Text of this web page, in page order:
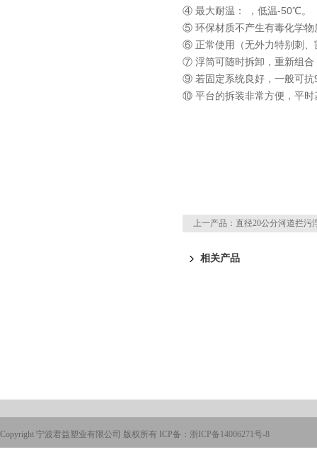
④ 最大耐温： ，低温-50℃。
⑤ 环保材质不产生有毒化学物
⑥ 正常使用（无外力特别刺、
⑦ 浮筒可随时拆卸，重新组合
⑨ 若固定系统良好，一般可抗
⑩ 平台的拆装非常方便，平时
上一产品： 直径20公分河道拦污
相关产品
Copyright 宁波君益塑业有限公司 版权所有 ICP备： 浙ICP备14006271号-8